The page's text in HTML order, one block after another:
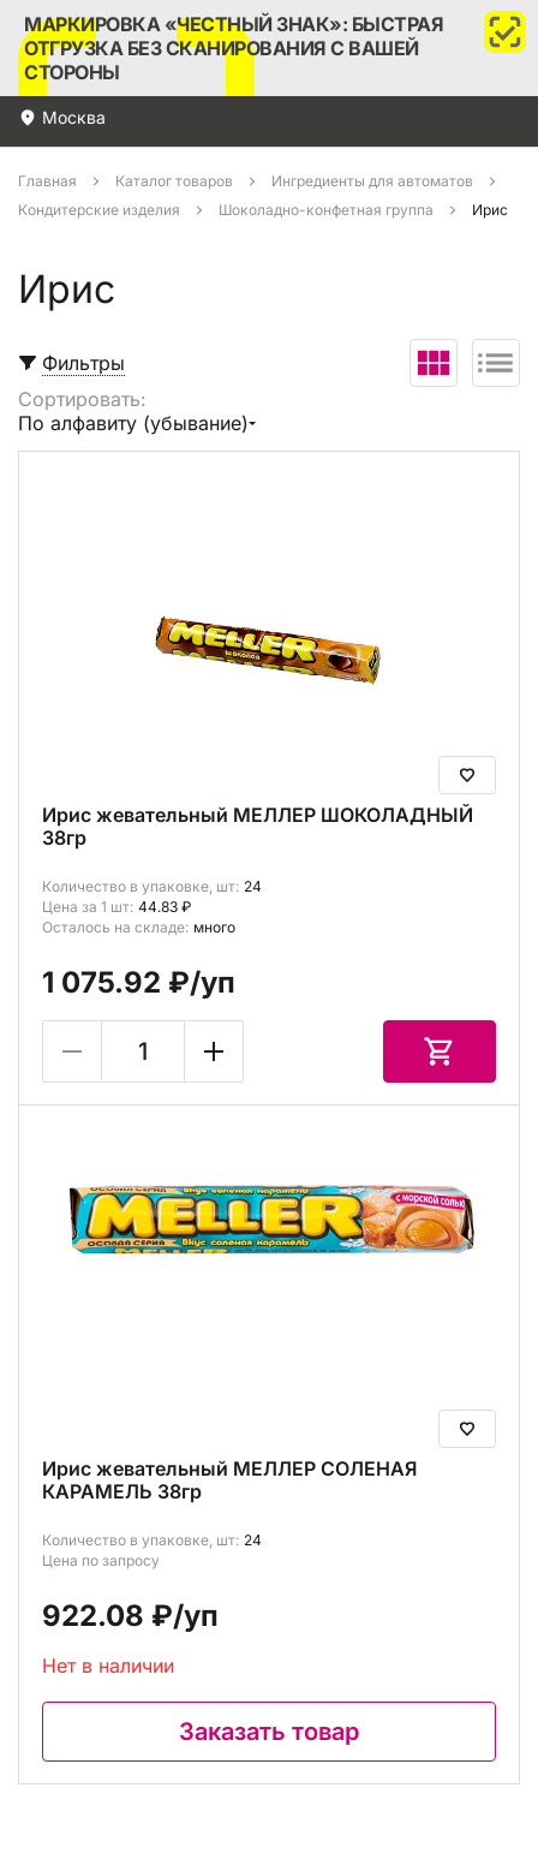
МАРКИРОВКА «ЧЕСТНЫЙ ЗНАК»: БЫСТРАЯ
ОТГРУЗКА БЕЗ СКАНИРОВАНИЯ С ВАШЕЙ
СТОРОНЫ
Москва
Главная Каталог товаров
Ингредиенты для автоматов
Кондитерские изделия
Шоколадно-конфетная группа Ирис
Ирис
Фильтры
Сортировать:
По алфавиту (убывание)
Выбрать все
Ирис жевательный МЕЛЛЕР ШОКОЛАДНЫЙ
38гр
Количество в упаковке, шт: 24
Цена за 1 шт: 44.83 ₽
Осталось на складе: много
1 075.92 ₽/уп
Ирис жевательный МЕЛЛЕР СОЛЕНАЯ
КАРАМЕЛЬ 38гр
Количество в упаковке, шт: 24
Цена по запросу
922.08 ₽/уп
Нет в наличии
Заказать товар